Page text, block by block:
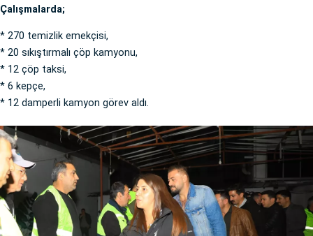
Çalışmalarda;
* 270 temizlik emekçisi,
* 20 sıkıştırmalı çöp kamyonu,
* 12 çöp taksi,
* 6 kepçe,
* 12 damperli kamyon görev aldı.